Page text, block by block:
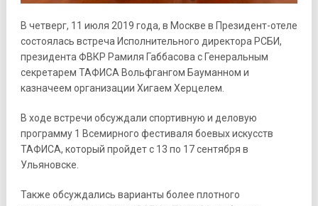
В четверг, 11 июля 2019 года, в Москве в Президент-отеле
состоялась встреча Исполнительного директора РСБИ,
президента ФВКР Рамиля Габбасова с Генеральным
секретарем ТАФИСА Вольфгангом Бауманном и
казначеем организации Хигаем Херцелем.
В ходе встречи обсуждали спортивную и деловую
программу 1 Всемирного фестиваля боевых искусств
ТАФИСА, который пройдет с 13 по 17 сентября в
Ульяновске.
Также обсуждались варианты более плотного